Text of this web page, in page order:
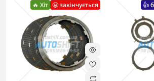
🔥 Хіт 😬 закінчується 👍